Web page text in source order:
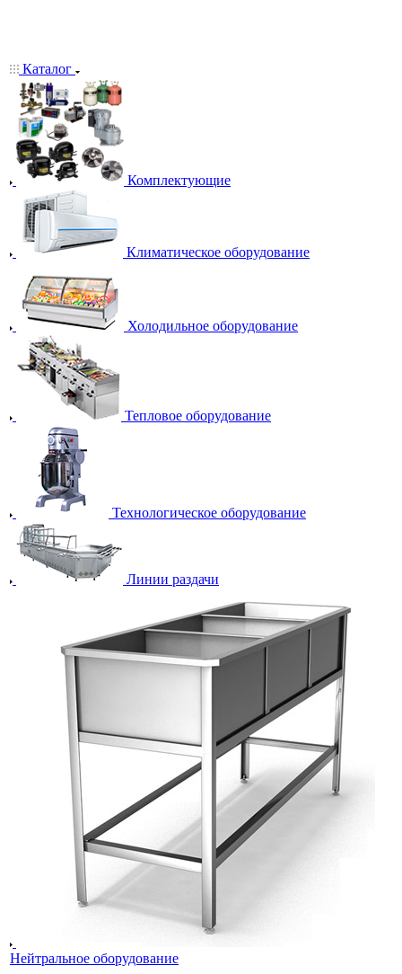
Каталог
Комплектующие
Климатическое оборудование
Холодильное оборудование
Тепловое оборудование
Технологическое оборудование
Линии раздачи
Нейтральное оборудование